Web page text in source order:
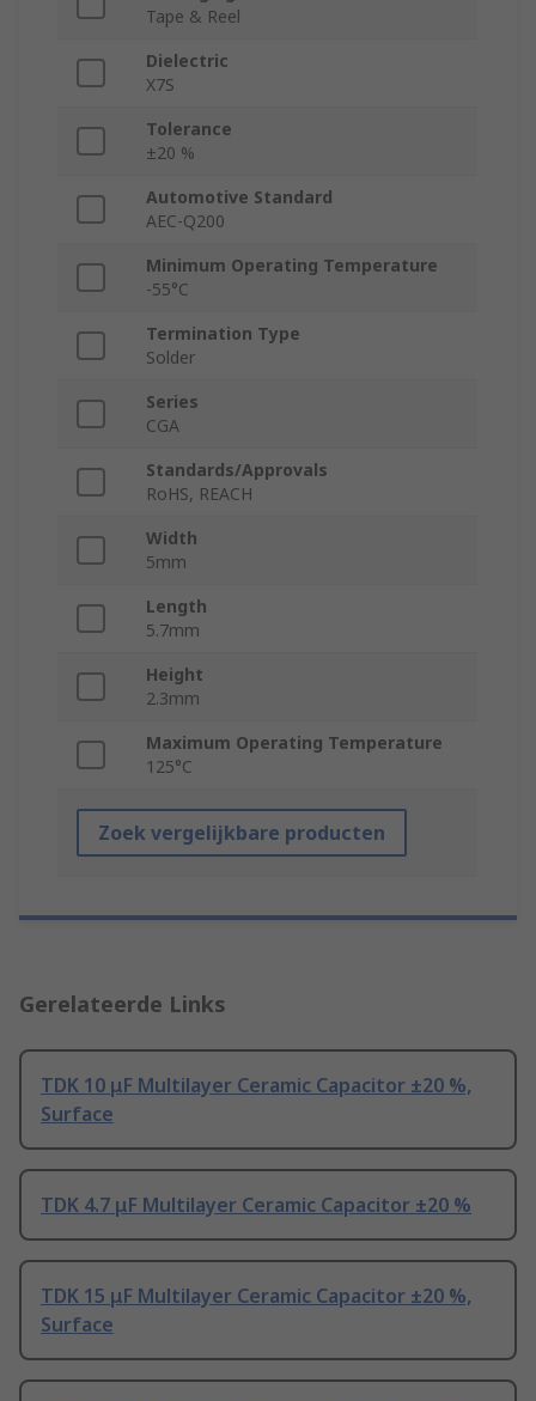
Tape & Reel
Dielectric
X7S
Tolerance
±20 %
Automotive Standard
AEC-Q200
Minimum Operating Temperature
-55°C
Termination Type
Solder
Series
CGA
Standards/Approvals
RoHS, REACH
Width
5mm
Length
5.7mm
Height
2.3mm
Maximum Operating Temperature
125°C
Zoek vergelijkbare producten
Gerelateerde Links
TDK 10 μF Multilayer Ceramic Capacitor ±20 %,
Surface
TDK 4.7 μF Multilayer Ceramic Capacitor ±20 %
TDK 15 μF Multilayer Ceramic Capacitor ±20 %,
Surface